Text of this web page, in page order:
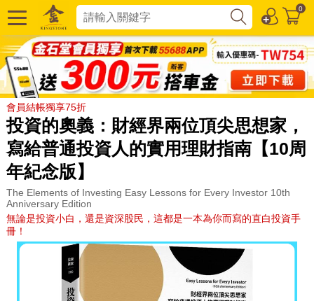
0
會員結帳獨享75折
投資的奧義：財經界兩位頂尖思想家，
寫給普通投資人的實用理財指南【10周
年紀念版】
The Elements of Investing Easy Lessons for Every Investor 10th
Anniversary Edition
無論是投資小白，還是資深股民，這都是一本為你而寫的直白投資手
冊！